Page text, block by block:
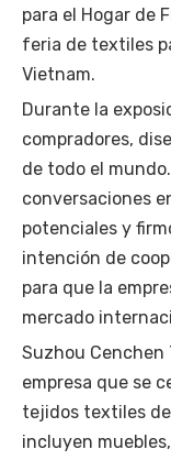
para el Hogar de
feria de textiles
Vietnam.
Durante la
compradores,
de todo el
conversaciones
potenciales y
intención de
para que la
mercado
Suzhou Cenchen
empresa que se
tejidos textiles
incluyen